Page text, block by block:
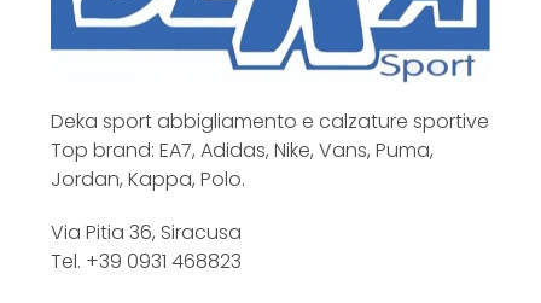
Deka sport abbigliamento e calzature sportive
Top brand: EA7, Adidas, Nike, Vans, Puma,
Jordan, Kappa, Polo.
Via Pitia 36, Siracusa
Tel. +39 0931 468823